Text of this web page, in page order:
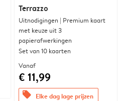
Terrazzo
Uitnodigingen | Premium kaart
met keuze uit 3
papierafwerkingen
Set van 10 kaarten
Vanaf
€ 11,99
offers Elke dag lage prijzen